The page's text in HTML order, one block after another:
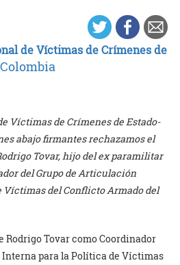
de Víctimas de Crímenes de
Colombia
Víctimas de Crímenes de Estado-
abajo firmantes rechazamos el
Tovar, hijo del ex paramilitar
del Grupo de Articulación
del Conflicto Armado del
Rodrigo Tovar como Coordinador
para la Política de Víctimas